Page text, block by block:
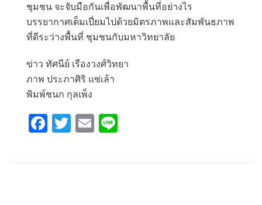
ชุมชน จะจับมือกันเพื่อพัฒนาพื้นที่อย่างไร
บรรยากาศเต็มเปี่ยมไปด้วยมิตรภาพและสัมพันธภาพ
ที่ดีระว่างพื้นที่ ชุมชนกับมหาวิทยาลัย
ข่าว ทัศนีย์ เรืองวงศ์วิทยา
ภาพ ประภาศิริ แซ่เล้า
พิมพ์ชนก กุลเพ็ง
F
T
E